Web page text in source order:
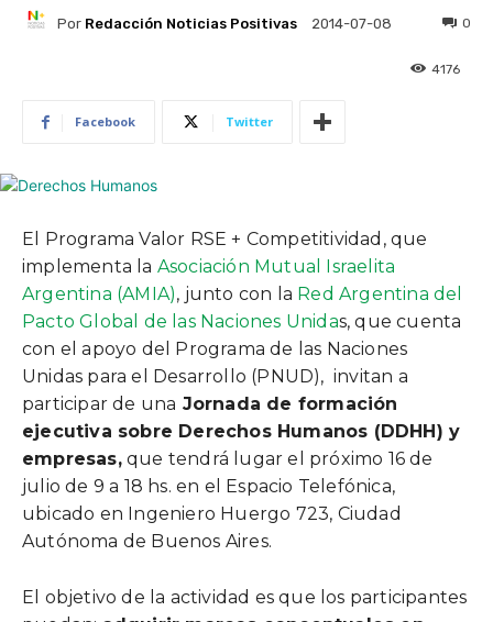
Por Redacción Noticias Positivas 2014-07-08 0
4176
Facebook Twitter
El Programa Valor RSE + Competitividad, que
implementa la Asociación Mutual Israelita
Argentina (AMIA), junto con la Red Argentina del
Pacto Global de las Naciones Unidas, que cuenta
con el apoyo del Programa de las Naciones
Unidas para el Desarrollo (PNUD), invitan a
participar de una Jornada de formación
ejecutiva sobre Derechos Humanos (DDHH) y
empresas,que tendrá lugar el próximo 16 de
julio de 9 a 18 hs. en el Espacio Telefónica,
ubicado en Ingeniero Huergo 723, Ciudad
Autónoma de Buenos Aires.
El objetivo de la actividad es que los participantes